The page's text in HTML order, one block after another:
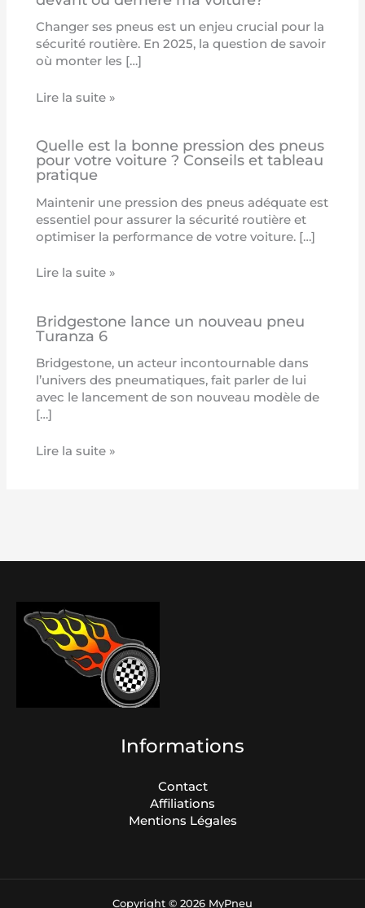
Changer ses pneus est un enjeu crucial pour la
sécurité routière. En 2025, la question de savoir
où monter les […]
Lire la suite »
Quelle est la bonne pression des pneus
pour votre voiture ? Conseils et tableau
pratique
Maintenir une pression des pneus adéquate est
essentiel pour assurer la sécurité routière et
optimiser la performance de votre voiture. […]
Lire la suite »
Bridgestone lance un nouveau pneu
Turanza 6
Bridgestone, un acteur incontournable dans
l’univers des pneumatiques, fait parler de lui
avec le lancement de son nouveau modèle de
[…]
Lire la suite »
Informations
Contact
Affiliations
Mentions Légales
Copyright © 2026 MyPneu